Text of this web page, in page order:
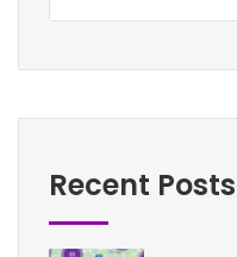
Recent Posts